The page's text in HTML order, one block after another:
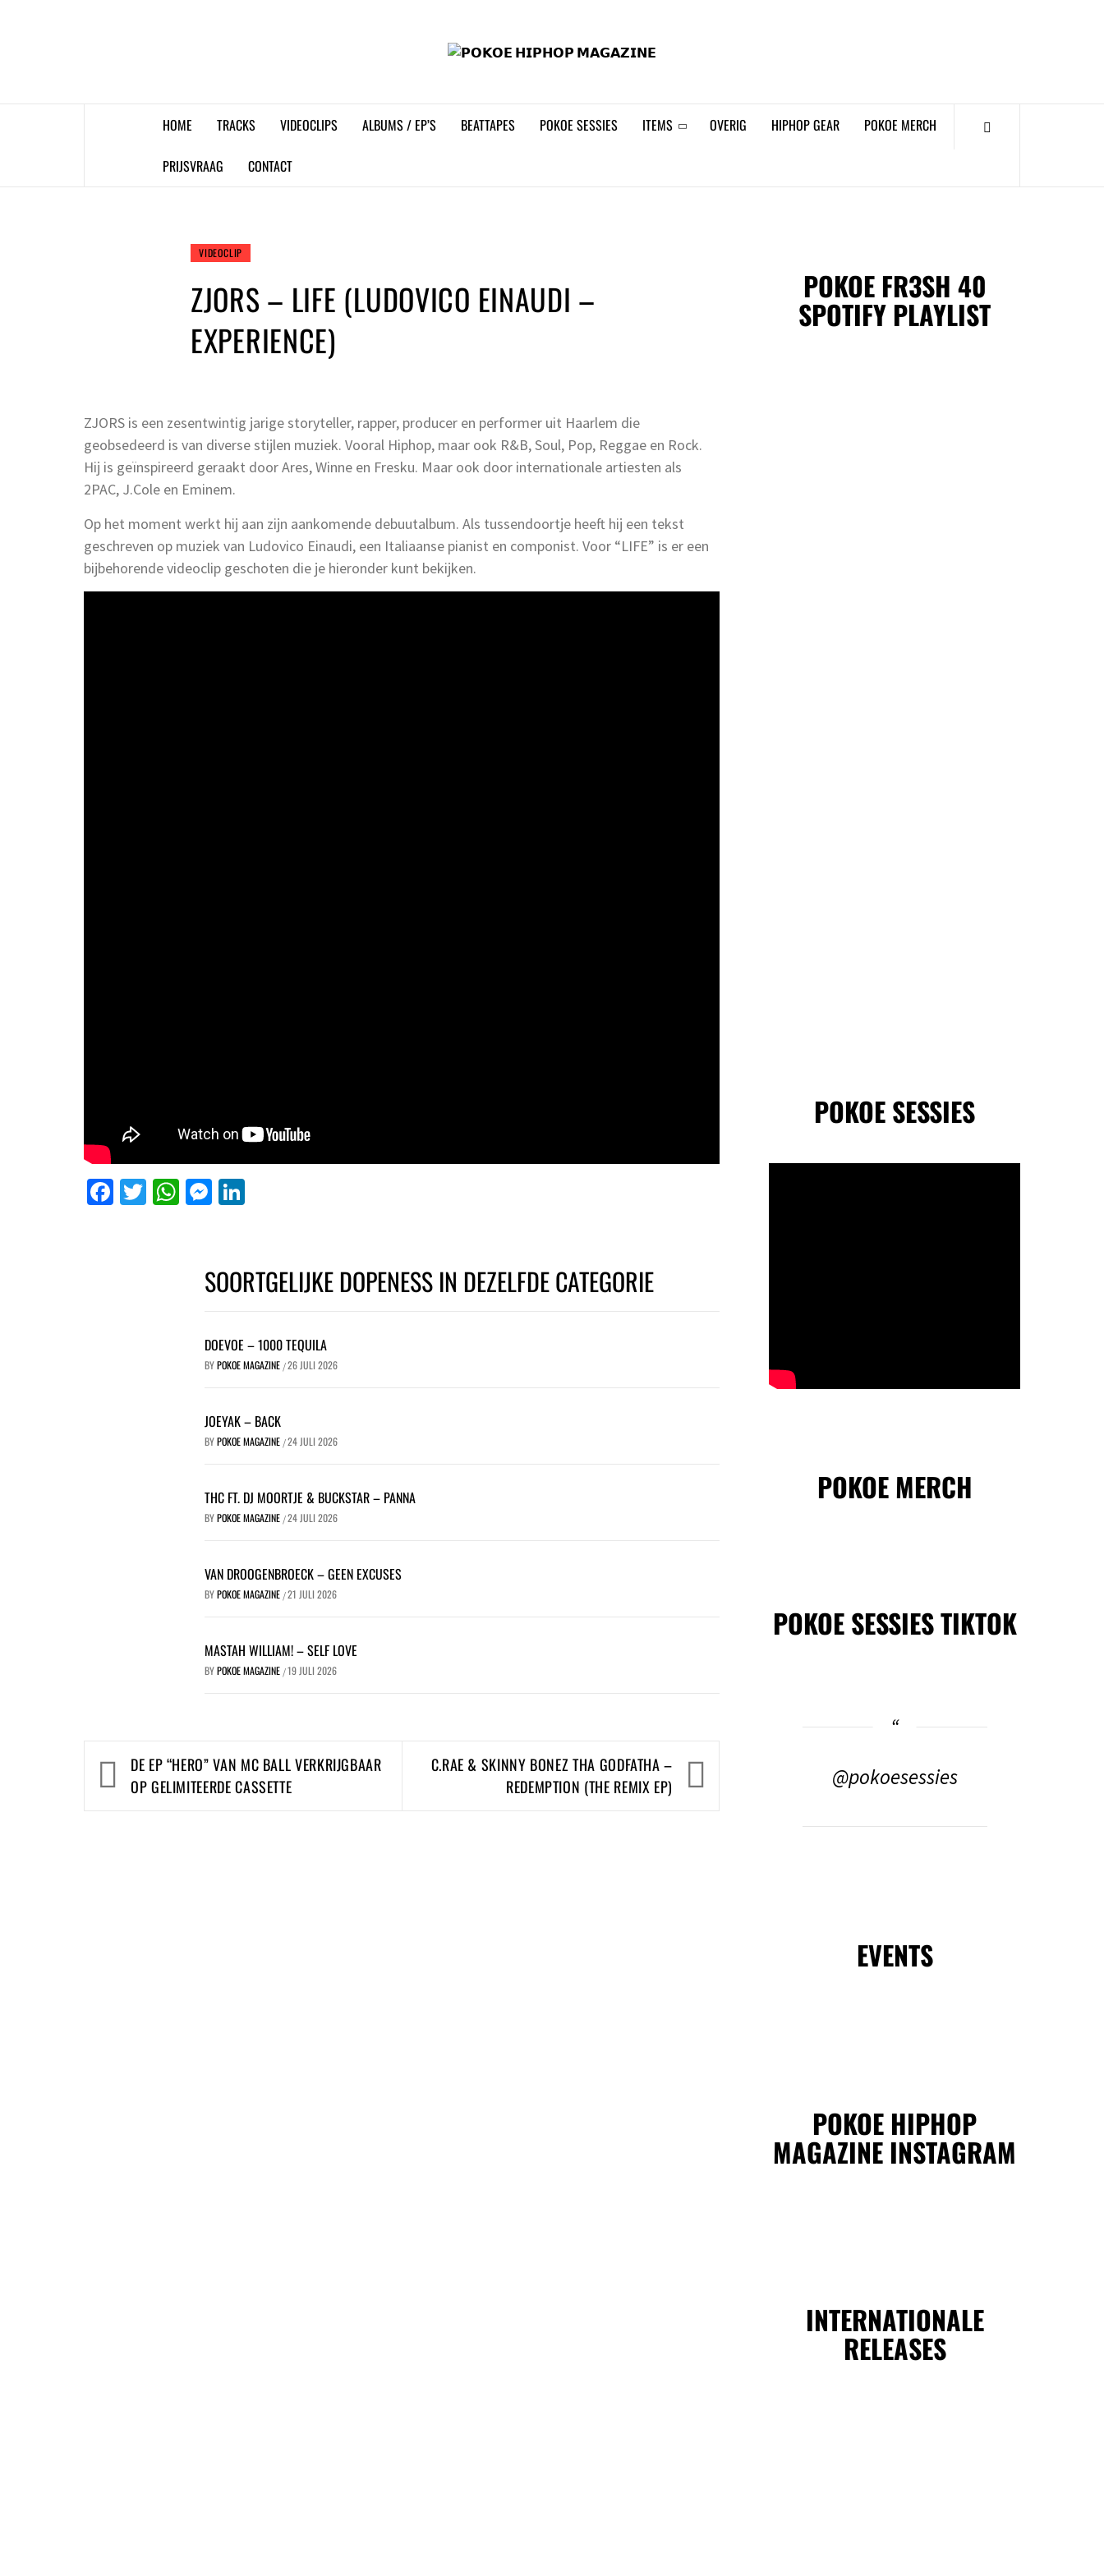
𝗠𝗔𝗚𝗔𝗭𝗜𝗡𝗘
HOME TRACKS VIDEOCLIPS ALBUMS / EP’S BEATTAPES POKOE SESSIES ITEMS OVERIG HIPHOP GEAR POKOE MERCH
PRIJSVRAAG CONTACT
VIDEOCLIP
ZJORS – LIFE (LUDOVICO EINAUDI –
EXPERIENCE)
ZJORS is een zesentwintig jarige storyteller, rapper, producer en performer uit Haarlem die
geobsedeerd is van diverse stijlen muziek. Vooral Hiphop, maar ook R&B, Soul, Pop, Reggae en Rock.
Hij is geïnspireerd geraakt door Ares, Winne en Fresku. Maar ook door internationale artiesten als
2PAC, J.Cole en Eminem.
Op het moment werkt hij aan zijn aankomende debuutalbum. Als tussendoortje heeft hij een tekst
geschreven op muziek van Ludovico Einaudi, een Italiaanse pianist en componist. Voor “LIFE” is er een
bijbehorende videoclip geschoten die je hieronder kunt bekijken.
Facebook
Twitter
WhatsApp
Messenger
SOORTGELIJKE DOPENESS IN DEZELFDE CATEGORIE
DOEVOE – 1000 TEQUILA
BYPOKOE MAGAZINE /26 JULI 2026
JOEYAK – BACK
BYPOKOE MAGAZINE /24 JULI 2026
THC FT. DJ MOORTJE & BUCKSTAR – PANNA
BYPOKOE MAGAZINE /24 JULI 2026
VAN DROOGENBROECK – GEEN EXCUSES
BYPOKOE MAGAZINE /21 JULI 2026
MASTAH WILLIAM! – SELF LOVE
BYPOKOE MAGAZINE /19 JULI 2026
Bericht
navigatie
DE EP “HERO” VAN MC BALL VERKRIJGBAAR
OP GELIMITEERDE CASSETTE
C.RAE & SKINNY BONEZ THA GODFATHA –
REDEMPTION (THE REMIX EP)
POKOE FR3SH 40
SPOTIFY PLAYLIST
POKOE SESSIES
POKOE MERCH
POKOE SESSIES TIKTOK
@pokoesessies
EVENTS
POKOE HIPHOP
MAGAZINE INSTAGRAM
INTERNATIONALE
RELEASES